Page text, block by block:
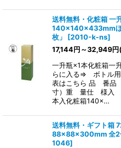
送料無料・化粧箱 一
140×140×433mm
枚」
[2010-k-ns]
17,144円 ～32,949円
一升瓶×1本化粧箱一
らに入る⇒ ボトル用
表はこちら 品 番品
寸）重 量仕 様入
本入化粧箱140×…
送料無料・ギフト箱
88×88×300mm 全2
1046]